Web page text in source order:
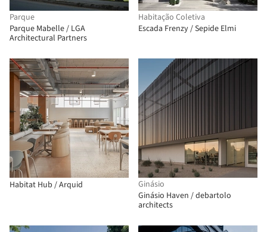
Parque
Parque Mabelle / LGA
Architectural Partners
Habitação Coletiva
Escada Frenzy / Sepide Elmi
Habitat Hub / Arquid
Ginásio
Ginásio Haven / debartolo
architects